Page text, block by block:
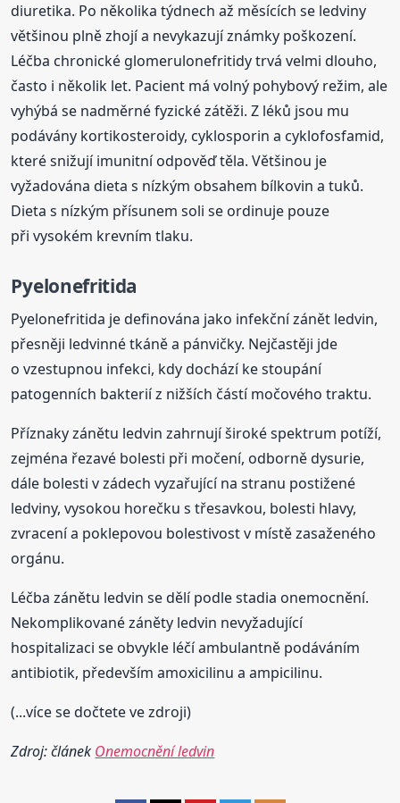
diuretika. Po několika týdnech až měsících se ledviny
většinou plně zhojí a nevykazují známky poškození.
Léčba chronické glomerulonefritidy trvá velmi dlouho,
často i několik let. Pacient má volný pohybový režim, ale
vyhýbá se nadměrné fyzické zátěži. Z léků jsou mu
podávány kortikosteroidy, cyklosporin a cyklofosfamid,
které snižují imunitní odpověď těla. Většinou je
vyžadována dieta s nízkým obsahem bílkovin a tuků.
Dieta s nízkým přísunem soli se ordinuje pouze
při vysokém krevním tlaku.
Pyelonefritida
Pyelonefritida je definována jako infekční zánět ledvin,
přesněji ledvinné tkáně a pánvičky. Nejčastěji jde
o vzestupnou infekci, kdy dochází ke stoupání
patogenních bakterií z nižších částí močového traktu.
Příznaky zánětu ledvin zahrnují široké spektrum potíží,
zejména řezavé bolesti při močení, odborně dysurie,
dále bolesti v zádech vyzařující na stranu postižené
ledviny, vysokou horečku s třesavkou, bolesti hlavy,
zvracení a poklepovou bolestivost v místě zasaženého
orgánu.
Léčba zánětu ledvin se dělí podle stadia onemocnění.
Nekomplikované záněty ledvin nevyžadující
hospitalizaci se obvykle léčí ambulantně podáváním
antibiotik, především amoxicilinu a ampicilinu.
(...více se dočtete ve zdroji)
Zdroj: článek Onemocnění ledvin